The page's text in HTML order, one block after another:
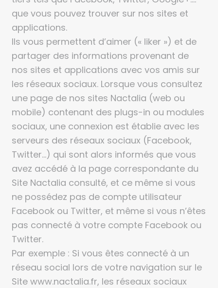
que vous pouvez trouver sur nos sites et
applications.
Ils vous permettent d’aimer (« liker ») et de
partager des informations provenant de
nos sites et applications avec vos amis sur
les réseaux sociaux. Lorsque vous consultez
une page de nos sites Nactalia (web ou
mobile) contenant des plugs-in ou modules
sociaux, une connexion est établie avec les
serveurs des réseaux sociaux (Facebook,
Twitter…) qui sont alors informés que vous
avez accédé à la page correspondante du
Site Nactalia consulté, et ce même si vous
ne possédez pas de compte utilisateur
Facebook ou Twitter, et même si vous n’êtes
pas connecté à votre compte Facebook ou
Twitter.
Par exemple : Si vous êtes connecté à un
réseau social lors de votre navigation sur le
Site www.nactalia.fr, les réseaux sociaux